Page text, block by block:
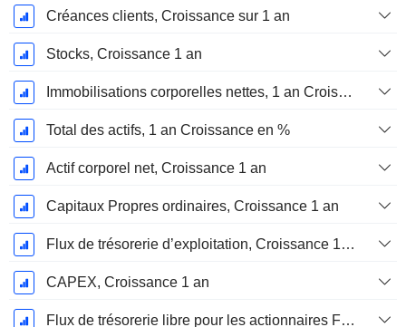
Créances clients, Croissance sur 1 an
Stocks, Croissance 1 an
Immobilisations corporelles nettes, 1 an Croissance
Total des actifs, 1 an Croissance en %
Actif corporel net, Croissance 1 an
Capitaux Propres ordinaires, Croissance 1 an
Flux de trésorerie d’exploitation, Croissance 1 an
CAPEX, Croissance 1 an
Flux de trésorerie libre pour les actionnaires FCFE, Croissance 1 an